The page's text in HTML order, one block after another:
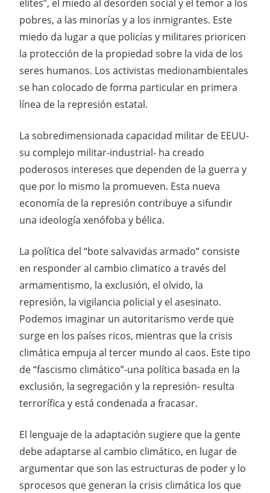
elites”, el miedo al desorden social y el temor a los
pobres, a las minorías y a los inmigrantes. Este
miedo da lugar a que policías y militares prioricen
la protección de la propiedad sobre la vida de los
seres humanos. Los activistas medionambientales
se han colocado de forma particular en primera
línea de la represión estatal.
La sobredimensionada capacidad militar de EEUU-
su complejo militar-industrial- ha creado
poderosos intereses que dependen de la guerra y
que por lo mismo la promueven. Esta nueva
economía de la represión contribuye a sifundir
una ideología xenófoba y bélica.
La política del “bote salvavidas armado” consiste
en responder al cambio climatico a través del
armamentismo, la exclusión, el olvido, la
represión, la vigilancia policial y el asesinato.
Podemos imaginar un autoritarismo verde que
surge en los países ricos, mientras que la crisis
climática empuja al tercer mundo al caos. Este tipo
de “fascismo climático”-una política basada en la
exclusión, la segregación y la represión- resulta
terrorífica y está condenada a fracasar.
El lenguaje de la adaptación sugiere que la gente
debe adaptarse al cambio climático, en lugar de
argumentar que son las estructuras de poder y lo
sprocesos que generan la crisis climática los que